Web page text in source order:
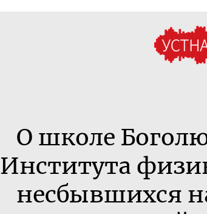
О школе
Института
несбывшихся